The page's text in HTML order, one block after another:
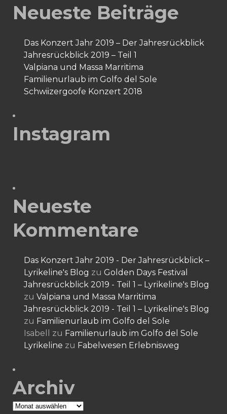
Neueste Beiträge
Das Konzert Jahr 2019 – Der Jahresrückblick
Jahresrückblick 2019 – Teil 1
Valpiana und Massa Marritima
Familienurlaub im Golfo del Sole
Schwiizergoofe Konzert 2018
Instagram
Neueste
Kommentare
Das Konzert Jahr 2019 - Der Jahresrückblick –
Lyrikeline's Blog zu Golden Days Festival
Jahresrückblick 2019 - Teil 1 – Lyrikeline's Blog
zu Valpiana und Massa Marritima
Jahresrückblick 2019 - Teil 1 – Lyrikeline's Blog
zu Familienurlaub im Golfo del Sole
Isabell
zu Familienurlaub im Golfo del Sole
Lyrikeline zu Fabelwesen Erlebnisweg
Archiv
Archiv